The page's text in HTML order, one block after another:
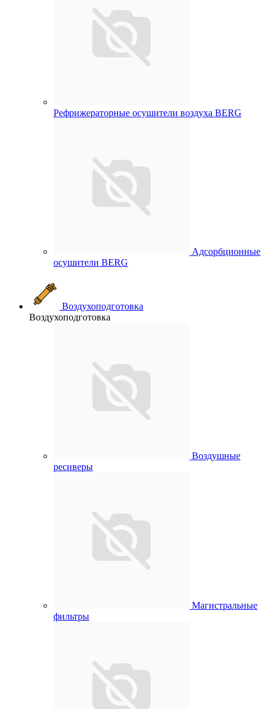
Рефрижераторные осушители воздуха BERG
Адсорбционные
осушители BERG
Воздухоподготовка
Воздухоподготовка
Воздушные
ресиверы
Магистральные
фильтры